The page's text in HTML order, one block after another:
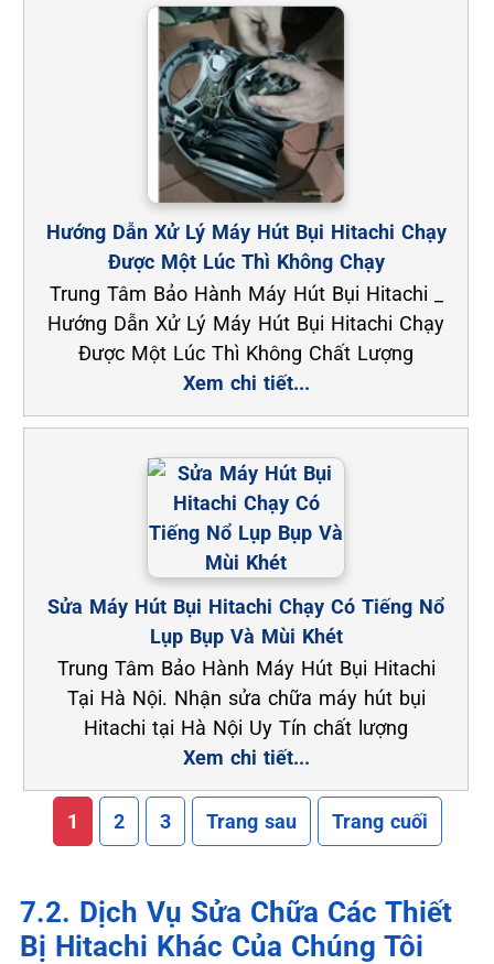
Hướng Dẫn Xử Lý Máy Hút Bụi Hitachi Chạy
Được Một Lúc Thì Không Chạy
Trung Tâm Bảo Hành Máy Hút Bụi Hitachi _
Hướng Dẫn Xử Lý Máy Hút Bụi Hitachi Chạy
Được Một Lúc Thì Không Chất Lượng
Xem chi tiết...
Sửa Máy Hút Bụi Hitachi Chạy Có Tiếng Nổ
Lụp Bụp Và Mùi Khét
Trung Tâm Bảo Hành Máy Hút Bụi Hitachi
Tại Hà Nội. Nhận sửa chữa máy hút bụi
Hitachi tại Hà Nội Uy Tín chất lượng
Xem chi tiết...
1 2 3 Trang sau Trang cuối
7.2. Dịch Vụ Sửa Chữa Các Thiết
Bị Hitachi Khác Của Chúng Tôi